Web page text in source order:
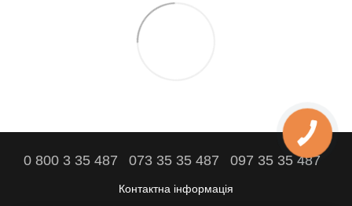
0 800 3 35 487 073 35 35 487 097 35 35 487
Контактна інформація